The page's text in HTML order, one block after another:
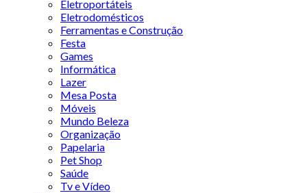
Eletroportáteis
Eletrodomésticos
Ferramentas e Construção
Festa
Games
Informática
Lazer
Mesa Posta
Móveis
Mundo Beleza
Organização
Papelaria
Pet Shop
Saúde
Tv e Vídeo